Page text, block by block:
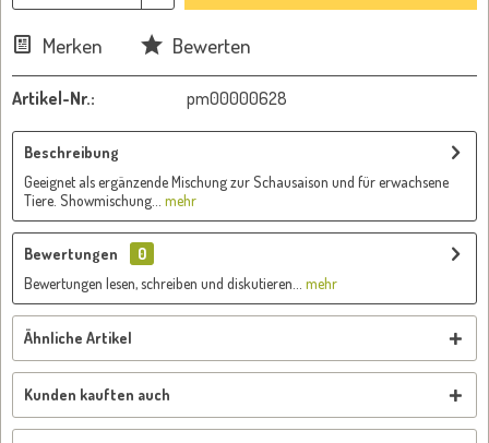
Merken Bewerten
Artikel-Nr.: pm00000628
Beschreibung
Geeignet als ergänzende Mischung zur Schausaison und für erwachsene
Tiere. Showmischung...
mehr
Bewertungen
0
Bewertungen lesen, schreiben und diskutieren...
mehr
Ähnliche Artikel
Kunden kauften auch